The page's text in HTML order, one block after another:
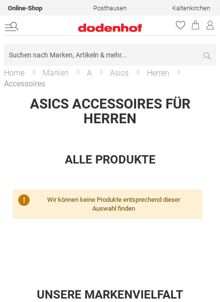
Online-Shop Posthausen Kaltenkirchen
Home Marken A Asics
Herren
Accessoires
ASICS ACCESSOIRES FÜR
HERREN
ALLE PRODUKTE
Wir können keine Produkte entsprechend dieser
Auswahl finden
UNSERE MARKENVIELFALT